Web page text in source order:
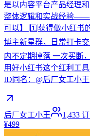
是以内容平台产品经理
整体逻辑和实战经验——
可以】 1️⃣获得做小红书
博主新星群，日常打卡
内不定期掉落 一次买断
用好小红书这个红利工
ID同名：@后厂女工小王
后厂女工小王 1,433
¥499